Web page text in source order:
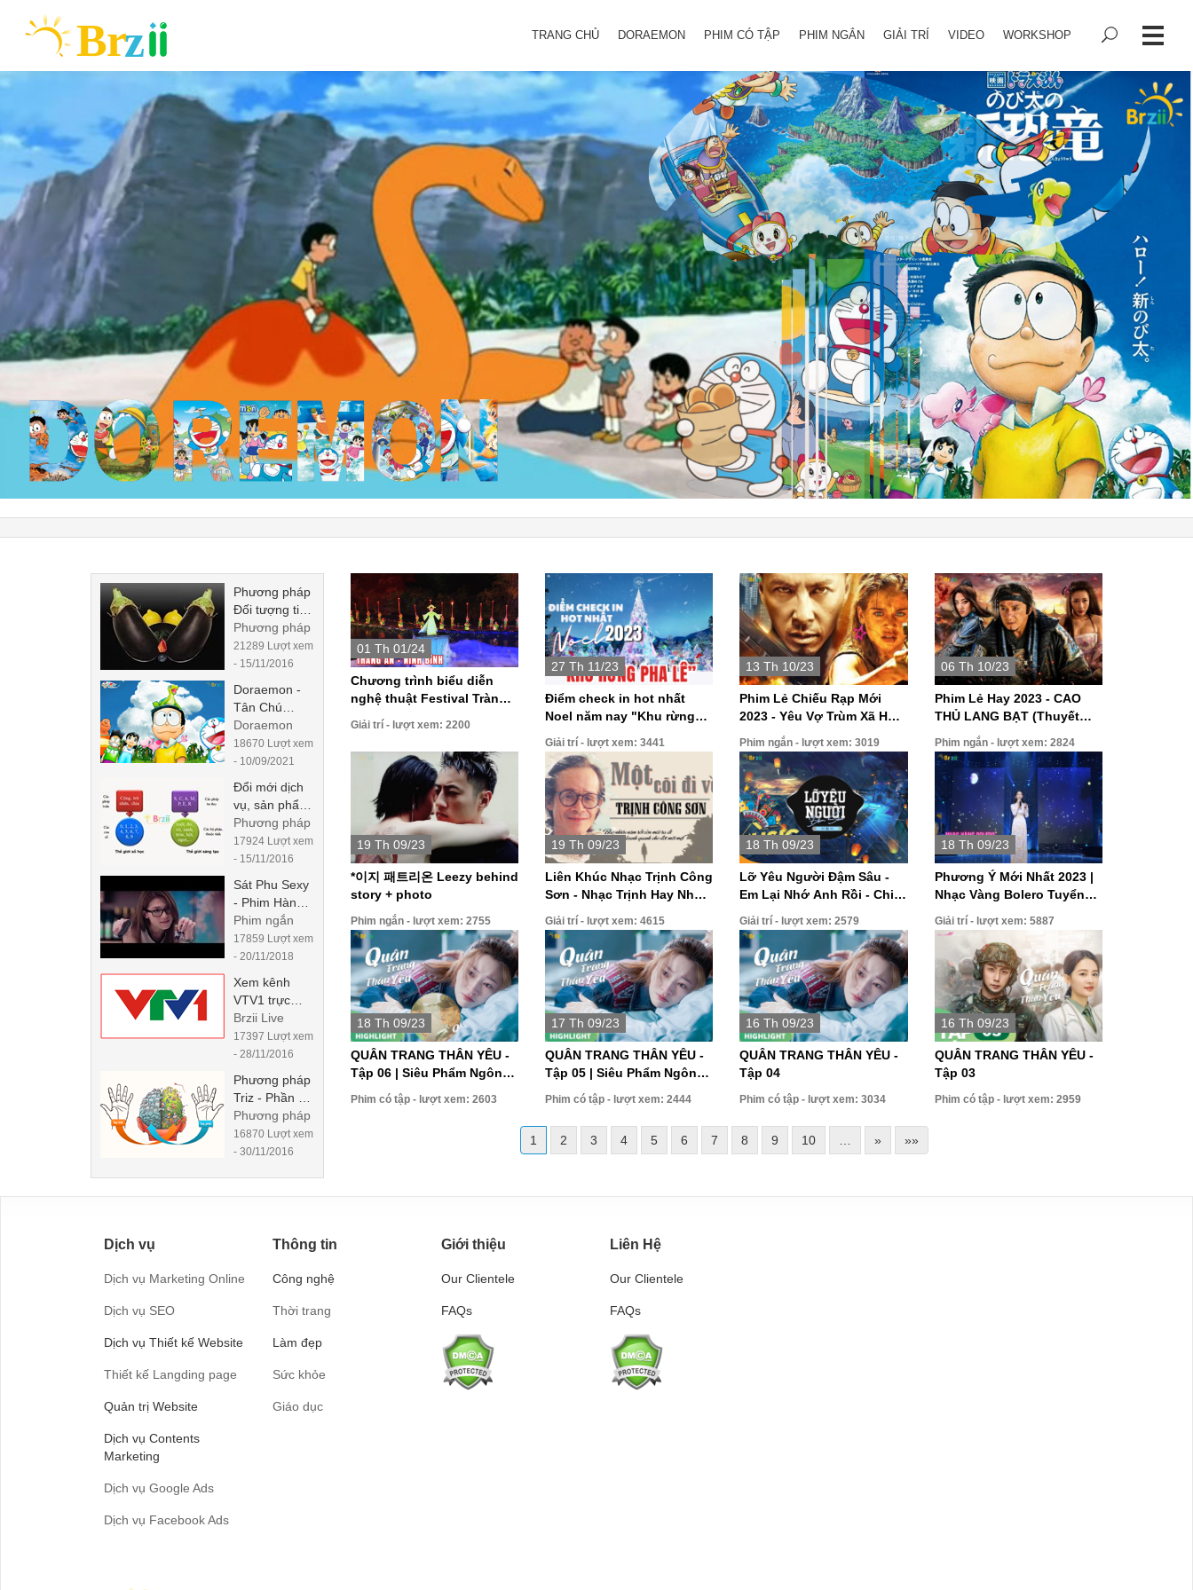
TRANG CHỦ DORAEMON PHIM CÓ TẬP PHIM NGẮN GIẢI TRÍ VIDEO WORKSHOP
Phương pháp
Đối tượng tiêu
điểm
Phương pháp
21289 Lượt xem
- 15/11/2016
Doraemon -
Tân Chú
Khủng Long
Của Nobita
(2020) -
Thuyết minh
Doraemon
18670 Lượt xem
- 10/09/2021
Đổi mới dịch
vụ, sản phẩm
bằng phương
pháp
SCAMPER
Phương pháp
17924 Lượt xem
- 15/11/2016
Sát Phu Sexy
- Phim Hành
Động Sát Thủ
Cực Cực Hay
Phim ngắn
17859 Lượt xem
- 20/11/2018
Xem kênh
VTV1 trực
tuyến
Brzii Live
17397 Lượt xem
- 28/11/2016
Phương pháp
Triz - Phần 0:
40 Nguyên
tắc - thủ thuật
sáng tạo cơ
Phương pháp
16870 Lượt xem
- 30/11/2016
01 Th 01/24
Chương trình biểu diễn
nghệ thuật Festival Tràng
Giải trí - lượt xem: 2200
27 Th 11/23
Điểm check in hot nhất
Noel năm nay "Khu rừng
pha lê lớn nhất Việt Nam"
Giải trí - lượt xem: 3441
13 Th 10/23
Phim Lẻ Chiếu Rạp Mới
2023 - Yêu Vợ Trùm Xã Hội
Đen | Phim Hành Đông Mỹ
Thuyết Minh Hay Nhất
Phim ngắn - lượt xem: 3019
06 Th 10/23
Phim Lẻ Hay 2023 - CAO
THỦ LANG BẠT (Thuyết
Minh) | Phim Hành Động Võ
Thuật Trung Quốc
Phim ngắn - lượt xem: 2824
19 Th 09/23
*이지 패트리온 Leezy behind
story + photo
Phim ngắn - lượt xem: 2755
19 Th 09/23
Liên Khúc Nhạc Trịnh Công
Sơn - Nhạc Trịnh Hay Nhất
Mọi Thời Đại
Giải trí - lượt xem: 4615
18 Th 09/23
Lỡ Yêu Người Đậm Sâu -
Em Lại Nhớ Anh Rồi - Chill
Nhẹ Nhàng Hot TikTok
2023
Giải trí - lượt xem: 2579
18 Th 09/23
Phương Ý Mới Nhất 2023 |
Nhạc Vàng Bolero Tuyển
Chọn Hay Nhất
Giải trí - lượt xem: 5887
18 Th 09/23
QUÂN TRANG THÂN YÊU -
Tập 06 | Siêu Phẩm Ngôn
Tình Lãng Mạn Cực Hot
Phim có tập - lượt xem: 2603
17 Th 09/23
QUÂN TRANG THÂN YÊU -
Tập 05 | Siêu Phẩm Ngôn
Tình Lãng Mạn Cực Hot
Phim có tập - lượt xem: 2444
16 Th 09/23
QUÂN TRANG THÂN YÊU -
Tập 04
Phim có tập - lượt xem: 3034
16 Th 09/23
QUÂN TRANG THÂN YÊU -
Tập 03
Phim có tập - lượt xem: 2959
1 2 3 4 5 6 7 8 9 10 » »»
Dịch vụ
Dịch vụ Marketing Online
Dịch vụ SEO
Dịch vụ Thiết kế Website
Thiết kế Langding page
Quản trị Website
Dịch vụ Contents
Marketing
Dịch vụ Google Ads
Dịch vụ Facebook Ads
Thông tin
Công nghệ
Thời trang
Làm đẹp
Sức khỏe
Giáo dục
Giới thiệu
Our Clientele
FAQs
Liên Hệ
Our Clientele
FAQs